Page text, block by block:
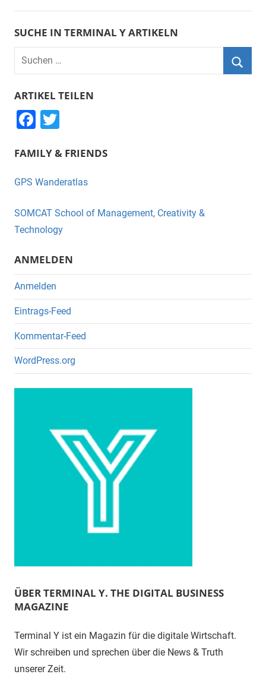
SUCHE IN TERMINAL Y ARTIKELN
Suchen
nach:
ARTIKEL TEILEN
F
c
e
o
o
k
tt
er
FAMILY & FRIENDS
GPS Wanderatlas
SOMCAT School of Management, Creativity &
Technology
ANMELDEN
Anmelden
Eintrags-Feed
Kommentar-Feed
WordPress.org
ÜBER TERMINAL Y. THE DIGITAL BUSINESS
MAGAZINE
Terminal Y ist ein Magazin für die digitale Wirtschaft.
Wir schreiben und sprechen über die News & Truth
unserer Zeit.